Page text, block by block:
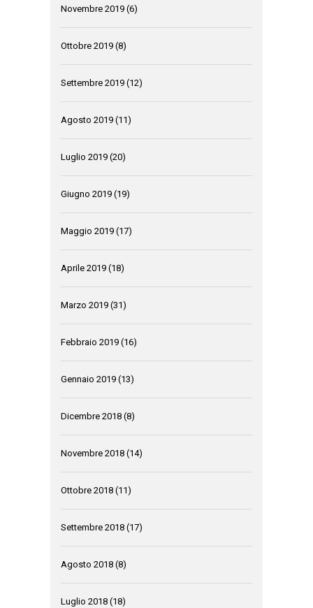
Novembre 2019 (6)
Ottobre 2019 (8)
Settembre 2019 (12)
Agosto 2019 (11)
Luglio 2019 (20)
Giugno 2019 (19)
Maggio 2019 (17)
Aprile 2019 (18)
Marzo 2019 (31)
Febbraio 2019 (16)
Gennaio 2019 (13)
Dicembre 2018 (8)
Novembre 2018 (14)
Ottobre 2018 (11)
Settembre 2018 (17)
Agosto 2018 (8)
Luglio 2018 (18)